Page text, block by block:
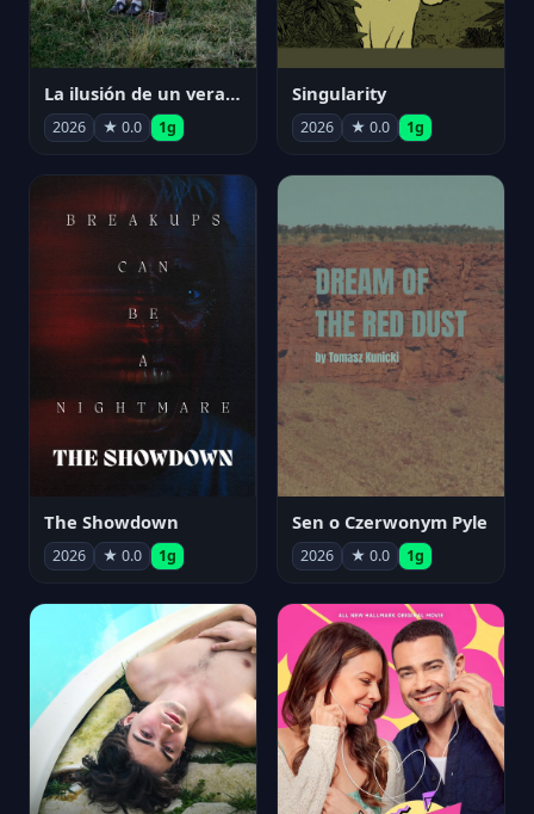
La ilusión de un verano sin fin
2026 ★ 0.0 1g
Singularity
2026 ★ 0.0 1g
The Showdown
2026 ★ 0.0 1g
Sen o Czerwonym Pyle
2026 ★ 0.0 1g